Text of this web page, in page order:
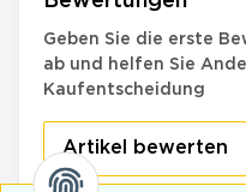
Geben Sie die erste
ab und helfen Sie
Kaufentscheidung
Artikel bewerten